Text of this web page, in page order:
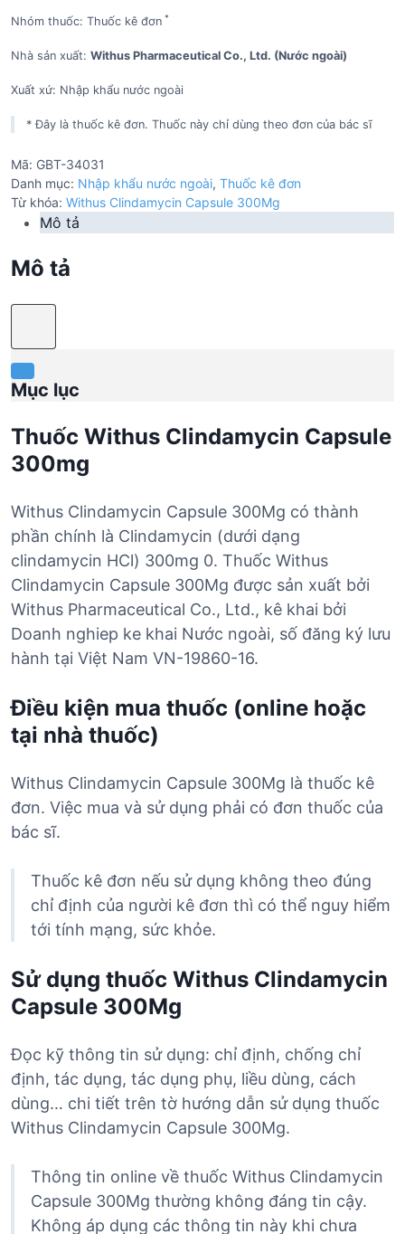
Nhóm thuốc: Thuốc kê đơn *
Nhà sản xuất: Withus Pharmaceutical Co., Ltd. (Nước ngoài)
Xuất xứ: Nhập khẩu nước ngoài
* Đây là thuốc kê đơn. Thuốc này chỉ dùng theo đơn của bác sĩ
Mã: GBT-34031
Danh mục: Nhập khẩu nước ngoài, Thuốc kê đơn
Từ khóa: Withus Clindamycin Capsule 300Mg
Mô tả
Mô tả
Mục lục
Thuốc Withus Clindamycin Capsule
300mg
Withus Clindamycin Capsule 300Mg có thành
phần chính là Clindamycin (dưới dạng
clindamycin HCl) 300mg 0. Thuốc Withus
Clindamycin Capsule 300Mg được sản xuất bởi
Withus Pharmaceutical Co., Ltd., kê khai bởi
Doanh nghiep ke khai Nước ngoài, số đăng ký lưu
hành tại Việt Nam VN-19860-16.
Điều kiện mua thuốc (online hoặc
tại nhà thuốc)
Withus Clindamycin Capsule 300Mg là thuốc kê
đơn. Việc mua và sử dụng phải có đơn thuốc của
bác sĩ.
Thuốc kê đơn nếu sử dụng không theo đúng
chỉ định của người kê đơn thì có thể nguy hiểm
tới tính mạng, sức khỏe.
Sử dụng thuốc Withus Clindamycin
Capsule 300Mg
Đọc kỹ thông tin sử dụng: chỉ định, chống chỉ
định, tác dụng, tác dụng phụ, liều dùng, cách
dùng… chi tiết trên tờ hướng dẫn sử dụng thuốc
Withus Clindamycin Capsule 300Mg.
Thông tin online về thuốc Withus Clindamycin
Capsule 300Mg thường không đáng tin cậy.
Không áp dụng các thông tin này khi chưa